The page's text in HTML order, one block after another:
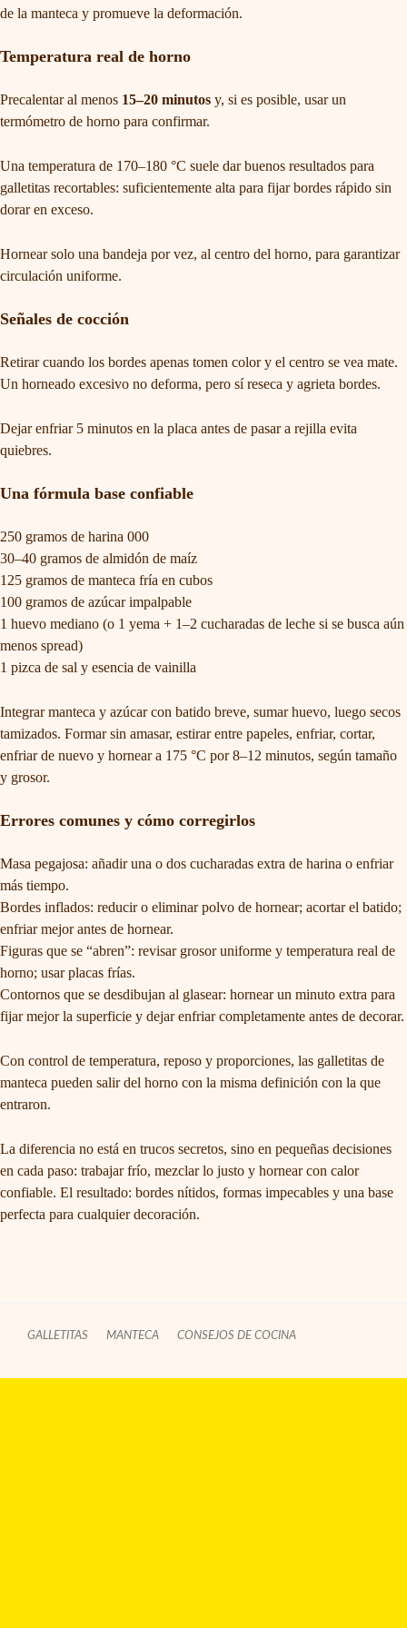
de la manteca y promueve la deformación.
Temperatura real de horno
Precalentar al menos 15–20 minutos y, si es posible, usar un
termómetro de horno para confirmar.
Una temperatura de 170–180 °C suele dar buenos resultados para
galletitas recortables: suficientemente alta para fijar bordes rápido sin
dorar en exceso.
Hornear solo una bandeja por vez, al centro del horno, para garantizar
circulación uniforme.
Señales de cocción
Retirar cuando los bordes apenas tomen color y el centro se vea mate.
Un horneado excesivo no deforma, pero sí reseca y agrieta bordes.
Dejar enfriar 5 minutos en la placa antes de pasar a rejilla evita
quiebres.
Una fórmula base confiable
250 gramos de harina 000
30–40 gramos de almidón de maíz
125 gramos de manteca fría en cubos
100 gramos de azúcar impalpable
1 huevo mediano (o 1 yema + 1–2 cucharadas de leche si se busca aún
menos spread)
1 pizca de sal y esencia de vainilla
Integrar manteca y azúcar con batido breve, sumar huevo, luego secos
tamizados. Formar sin amasar, estirar entre papeles, enfriar, cortar,
enfriar de nuevo y hornear a 175 °C por 8–12 minutos, según tamaño
y grosor.
Errores comunes y cómo corregirlos
Masa pegajosa: añadir una o dos cucharadas extra de harina o enfriar
más tiempo.
Bordes inflados: reducir o eliminar polvo de hornear; acortar el batido;
enfriar mejor antes de hornear.
Figuras que se “abren”: revisar grosor uniforme y temperatura real de
horno; usar placas frías.
Contornos que se desdibujan al glasear: hornear un minuto extra para
fijar mejor la superficie y dejar enfriar completamente antes de decorar.
Con control de temperatura, reposo y proporciones, las galletitas de
manteca pueden salir del horno con la misma definición con la que
entraron.
La diferencia no está en trucos secretos, sino en pequeñas decisiones
en cada paso: trabajar frío, mezclar lo justo y hornear con calor
confiable. El resultado: bordes nítidos, formas impecables y una base
perfecta para cualquier decoración.
GALLETITAS MANTECA CONSEJOS DE COCINA